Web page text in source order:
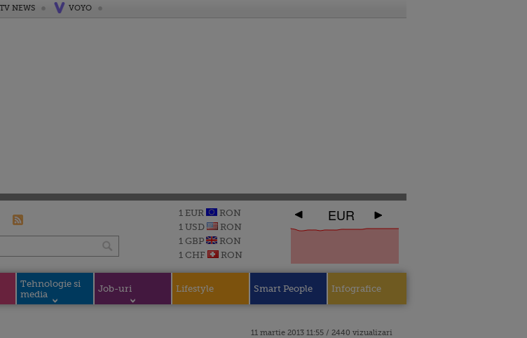
NEWS VOYO
1 EUR
RON
1 USD
RON
1 GBP
RON
1 CHF
RON
EUR
Tehnologie si
media
Job-uri Lifestyle Smart People Infografice
11 martie 2013 11:55 / 2440 vizualizari